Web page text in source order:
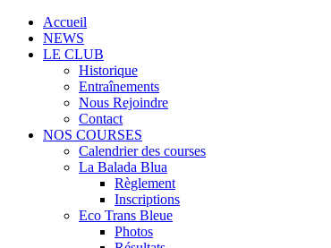
Accueil
NEWS
LE CLUB
Historique
Entraînements
Nous Rejoindre
Contact
NOS COURSES
Calendrier des courses
La Balada Blua
Règlement
Inscriptions
Eco Trans Bleue
Photos